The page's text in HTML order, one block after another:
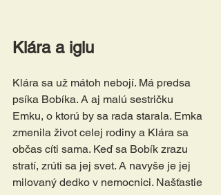
Klára a iglu
Klára sa už mátoh nebojí. Má predsa
psíka Bobíka. A aj malú sestričku
Emku, o ktorú by sa rada starala. Emka
zmenila život celej rodiny a Klára sa
občas cíti sama. Keď sa Bobík zrazu
stratí, zrúti sa jej svet. A navyše je jej
milovaný dedko v nemocnici. Našťastie